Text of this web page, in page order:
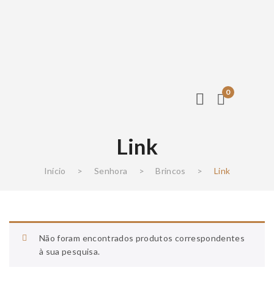
0
Link
Início > Senhora > Brincos > Link
Não foram encontrados produtos correspondentes
à sua pesquisa.